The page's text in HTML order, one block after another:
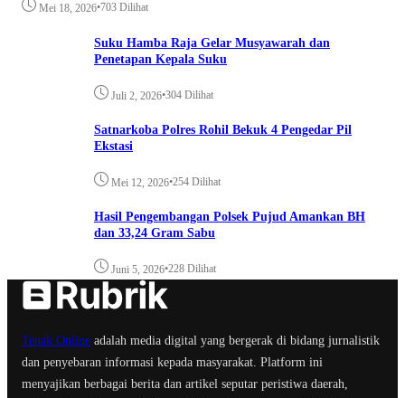
Mei 18, 2026•703 Dilihat
Suku Hamba Raja Gelar Musyawarah dan
Penetapan Kepala Suku
Juli 2, 2026•304 Dilihat
Satnarkoba Polres Rohil Bekuk 4 Pengedar Pil
Ekstasi
Mei 12, 2026•254 Dilihat
Hasil Pengembangan Polsek Pujud Amankan BH
dan 33,24 Gram Sabu
Juni 5, 2026•228 Dilihat
Tepak Online adalah media digital yang bergerak di bidang jurnalistik
dan penyebaran informasi kepada masyarakat. Platform ini
menyajikan berbagai berita dan artikel seputar peristiwa daerah,